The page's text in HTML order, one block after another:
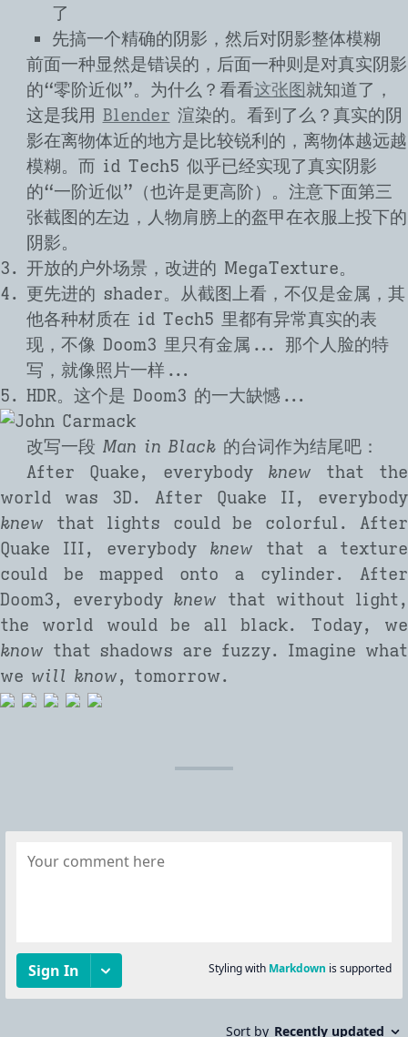
了
先搞一个精确的阴影，然后对阴影整体模糊
前面一种显然是错误的，后面一种则是对真实阴影
的“零阶近似”。为什么？看看这张图就知道了，
这是我用 Blender 渲染的。看到了么？真实的阴
影在离物体近的地方是比较锐利的，离物体越远越
模糊。而 id Tech5 似乎已经实现了真实阴影
的“一阶近似”（也许是更高阶）。注意下面第三
张截图的左边，人物肩膀上的盔甲在衣服上投下的
阴影。
开放的户外场景，改进的 MegaTexture。
更先进的 shader。从截图上看，不仅是金属，其
他各种材质在 id Tech5 里都有异常真实的表
现，不像 Doom3 里只有金属... 那个人脸的特
写，就像照片一样...
HDR。这个是 Doom3 的一大缺憾...
改写一段 Man in Black的台词作为结尾吧：
After Quake, everybody knew that the
world was 3D. After Quake II, everybody
knew that lights could be colorful. After
Quake III, everybody knew that a texture
could be mapped onto a cylinder. After
Doom3, everybody knew that without light,
the world would be all black. Today, we
know that shadows are fuzzy. Imagine what
we will know, tomorrow.